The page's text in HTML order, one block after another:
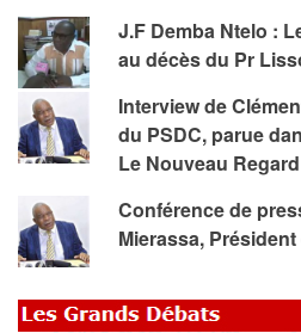
J.F Demba Ntelo :
au décès du Pr
Interview de
du PSDC, parue
Le Nouveau Regard
Conférence de
Mierassa,